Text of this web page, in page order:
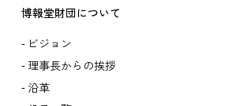
博報堂財団について
ビジョン
理事長からの挨拶
沿革